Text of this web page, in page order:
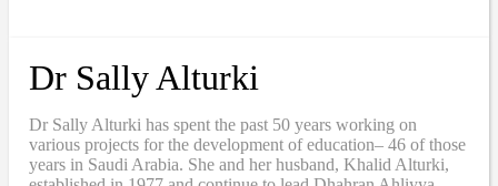
Dr Sally Alturki
Dr Sally Alturki has spent the past 50 years working on
various projects for the development of education– 46 of those
years in Saudi Arabia. She and her husband, Khalid Alturki,